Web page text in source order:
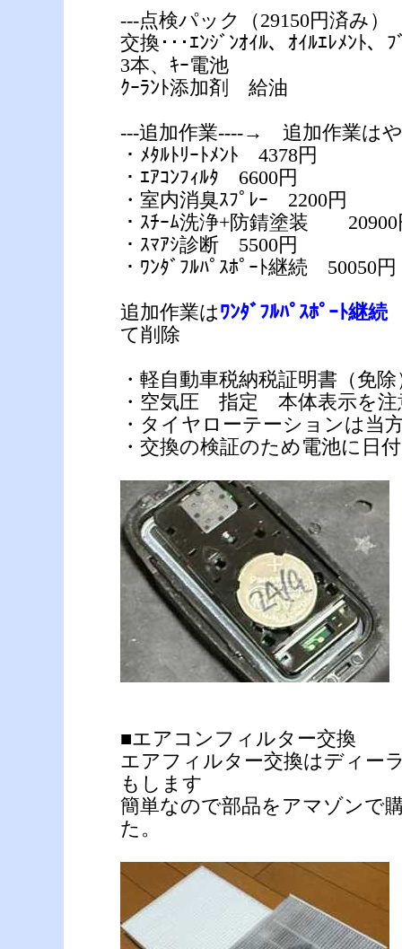
---点検パック（29150円済み）
交換･･･ｴﾝｼﾞﾝｵｲﾙ、ｵｲﾙｴﾚﾒﾝﾄ、
3本、ｷｰ電池
ｸｰﾗﾝﾄ添加剤 給油
---追加作業----→ 追加作業は
・ﾒﾀﾙﾄﾘｰﾄﾒﾝﾄ 4378円
・ｴｱｺﾝﾌｨﾙﾀ 6600円
・室内消臭ｽﾌﾟﾚｰ 2200円
・ｽﾁｰﾑ洗浄+防錆塗装 20900
・ｽﾏｱｼ診断 5500円
・ﾜﾝﾀﾞﾌﾙﾊﾟｽﾎﾟｰﾄ継続 50050円
追加作業はﾜﾝﾀﾞﾌﾙﾊﾟｽﾎﾟｰﾄ継
て削除
・軽自動車税納税証明書（免
・空気圧 指定 本体表示を注
・タイヤローテーションは当
・交換の検証のため電池に日
■エアコンフィルター交換
エアフィルター交換はディー
もします
簡単なので部品をアマゾンで
た。